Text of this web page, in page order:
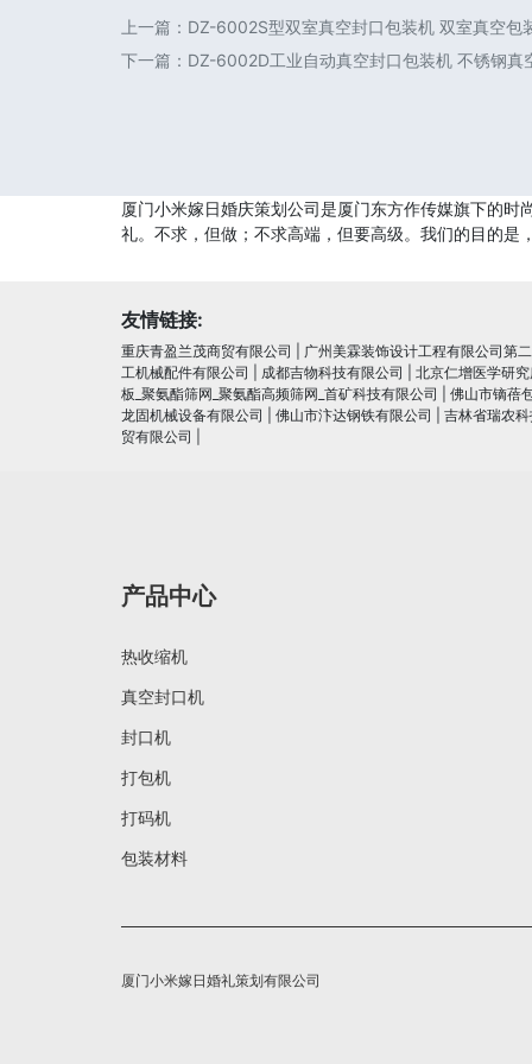
上一篇： DZ-6002S型双室真空封口包装机 双室真空包
下一篇： DZ-6002D工业自动真空封口包装机 不锈钢真
厦门小米嫁日婚庆策划公司是厦门东方作传媒旗下的
礼。不求，但做；不求高端，但要高级。我们的目的是
友情链接:
重庆青盈兰茂商贸有限公司
广州美霖装饰设计工程有限公司第
工机械配件有限公司
成都吉物科技有限公司
北京仁增医学研
板_聚氨酯筛网_聚氨酯高频筛网_首矿科技有限公司
佛山市镝蓓
龙固机械设备有限公司
佛山市汴达钢铁有限公司
吉林省瑞农
贸有限公司
产品中心
热收缩机
真空封口机
封口机
打包机
打码机
包装材料
厦门小米嫁日婚礼策划有限公司